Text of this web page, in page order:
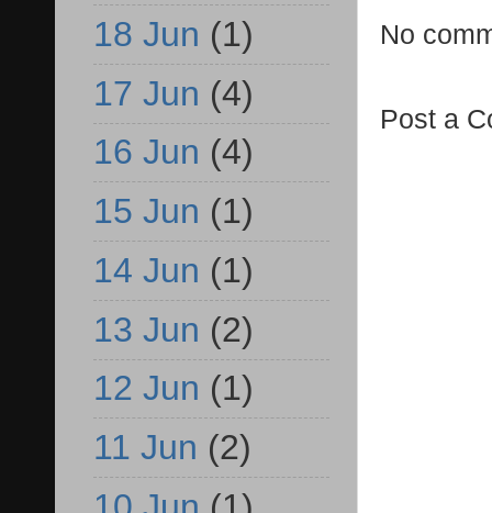
No
Post a
18 Jun (1)
17 Jun (4)
16 Jun (4)
15 Jun (1)
14 Jun (1)
13 Jun (2)
12 Jun (1)
11 Jun (2)